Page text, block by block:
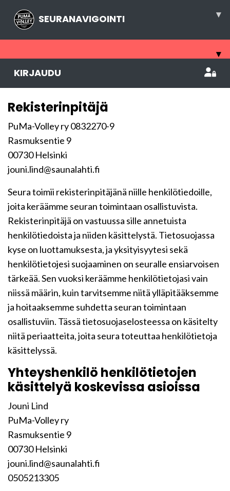
SEURANAVIGOINTI ▾
▾
KIRJAUDU
Rekisterinpitäjä
PuMa-Volley ry 0832270-9
Rasmuksentie 9
00730 Helsinki
jouni.lind@saunalahti.fi
Seura toimii rekisterinpitäjänä niille henkilötiedoille,
joita keräämme seuran toimintaan osallistuvista.
Rekisterinpitäjä on vastuussa sille annetuista
henkilötiedoista ja niiden käsittelystä. Tietosuojassa
kyse on luottamuksesta, ja yksityisyytesi sekä
henkilötietojesi suojaaminen on seuralle ensiarvoisen
tärkeää. Sen vuoksi keräämme henkilötietojasi vain
niissä määrin, kuin tarvitsemme niitä ylläpitääksemme
ja hoitaaksemme suhdetta seuran toimintaan
osallistuviin. Tässä tietosuojaselosteessa on käsitelty
niitä periaatteita, joita seura toteuttaa henkilötietoja
käsittelyssä.
Yhteyshenkilö henkilötietojen
käsittelyä koskevissa asioissa
Jouni Lind
PuMa-Volley ry
Rasmuksentie 9
00730 Helsinki
jouni.lind@saunalahti.fi
0505213305